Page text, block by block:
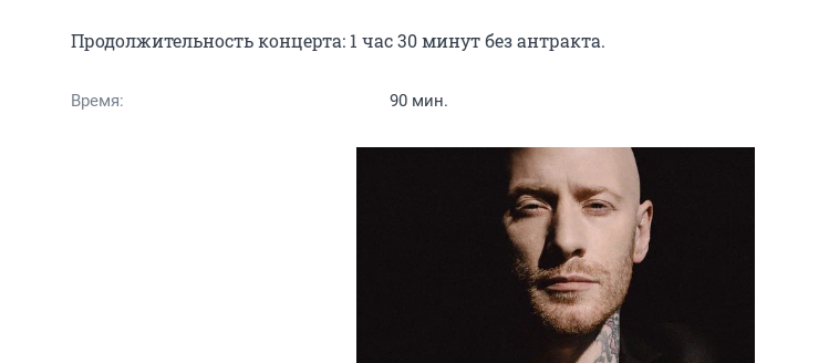
Продолжительность концерта: 1 час 30 минут без антракта.
Время: 90 мин.